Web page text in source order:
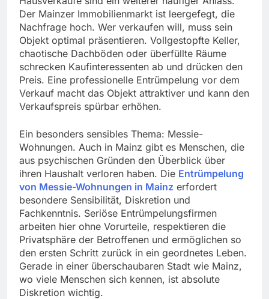
Der Mainzer Immobilienmarkt ist leergefegt, die
Nachfrage hoch. Wer verkaufen will, muss sein
Objekt optimal präsentieren. Vollgestopfte Keller,
chaotische Dachböden oder überfüllte Räume
schrecken Kaufinteressenten ab und drücken den
Preis. Eine professionelle Entrümpelung vor dem
Verkauf macht das Objekt attraktiver und kann den
Verkaufspreis spürbar erhöhen.
Ein besonders sensibles Thema: Messie-
Wohnungen. Auch in Mainz gibt es Menschen, die
aus psychischen Gründen den Überblick über
ihren Haushalt verloren haben. Die Entrümpelung
von Messie-Wohnungen in Mainz erfordert
besondere Sensibilität, Diskretion und
Fachkenntnis. Seriöse Entrümpelungsfirmen
arbeiten hier ohne Vorurteile, respektieren die
Privatsphäre der Betroffenen und ermöglichen so
den ersten Schritt zurück in ein geordnetes Leben.
Gerade in einer überschaubaren Stadt wie Mainz,
wo viele Menschen sich kennen, ist absolute
Diskretion wichtig.